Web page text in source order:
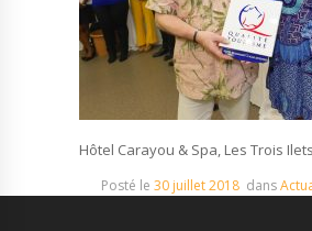
Hôtel Carayou & Spa, Les Trois
Posté le 30 juillet 2018 dans